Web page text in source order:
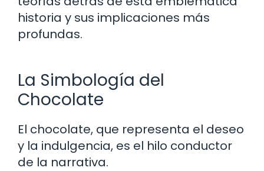
historia y sus implicaciones más
profundas.
La Simbología del
Chocolate
El chocolate, que representa el deseo
y la indulgencia, es el hilo conductor
de la narrativa.